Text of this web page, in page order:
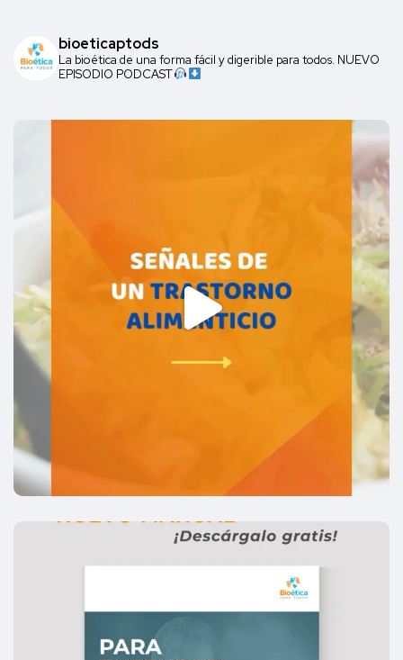
bioeticaptods
La bioética de una forma fácil y digerible para todos. NUEVO
EPISODIO PODCAST